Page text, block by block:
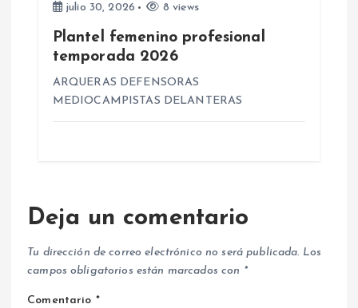
julio 30, 2026 8 views
Plantel femenino profesional
temporada 2026
ARQUERAS DEFENSORAS
MEDIOCAMPISTAS DELANTERAS
Deja un comentario
Tu dirección de correo electrónico no será publicada. Los
campos obligatorios están marcados con *
Comentario *